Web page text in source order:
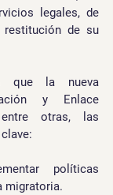
legales, de
de su
que la nueva
y Enlace
entre otras, las
políticas
migratoria.